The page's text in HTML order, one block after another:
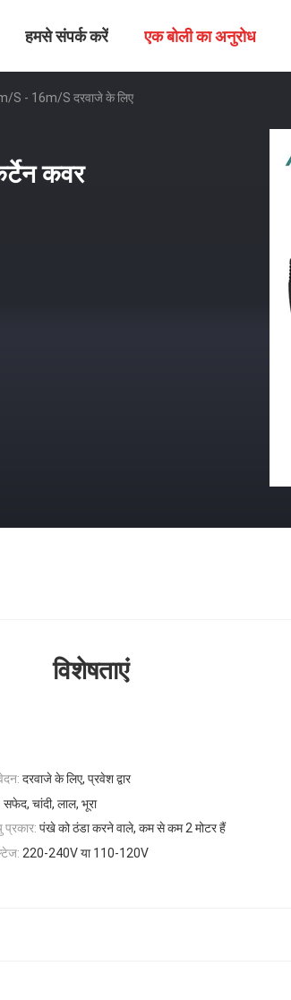
हमसे संपर्क करें एक बोली का अनुरोध
s - 16m/s दरवाजे के लिए
कवर
विशेषताएं
दरवाजे के लिए, प्रवेश द्वार
सफेद, चांदी, लाल, भूरा
प्रकार: पंखे को ठंडा करने वाले, कम से कम 2 मोटर हैं
220-240V या 110-120V